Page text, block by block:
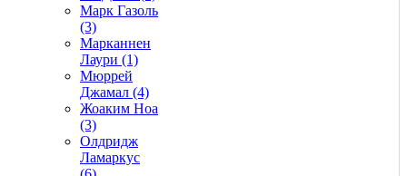
Марк Газоль
(3)
Марканнен
Лаури (1)
Мюррей
Джамал (4)
Жоаким Ноа
(3)
Олдридж
Ламаркус